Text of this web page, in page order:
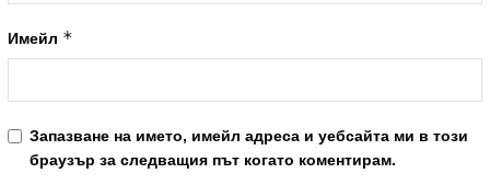
Имейл *
Запазване на името, имейл адреса и уебсайта ми в този
браузър за следващия път когато коментирам.